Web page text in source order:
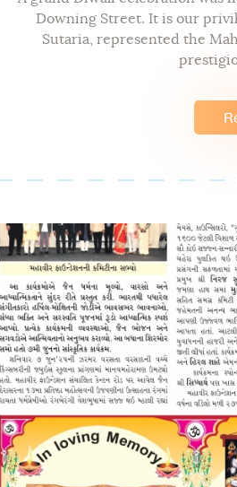
Downing Street. It is our
Sutaria, represented the